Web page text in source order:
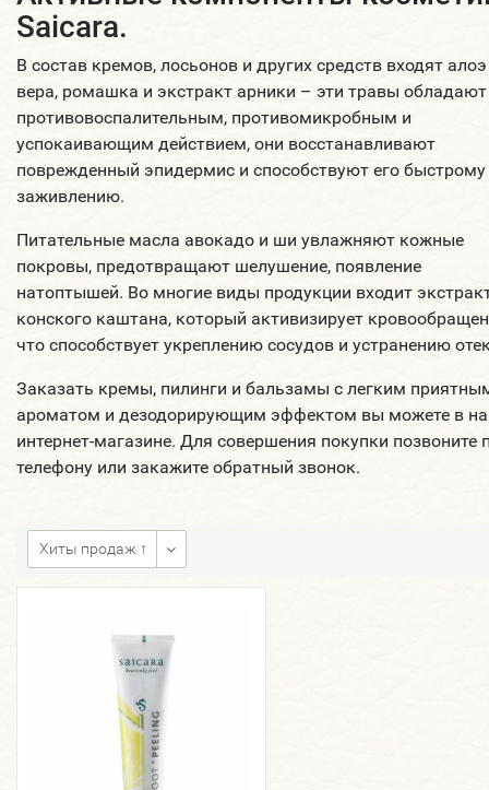
Saicara.
В состав кремов, лосьонов и других средств входят алоэ
вера, ромашка и экстракт арники – эти травы обладают
противовоспалительным, противомикробным и
успокаивающим действием, они восстанавливают
поврежденный эпидермис и способствуют его быстрому
заживлению.
Питательные масла авокадо и ши увлажняют кожные
покровы, предотвращают шелушение, появление
натоптышей. Во многие виды продукции входит
конского каштана, который активизирует
что способствует укреплению сосудов и устранению
Заказать кремы, пилинги и бальзамы с легким
ароматом и дезодорирующим эффектом вы можете в
интернет-магазине. Для совершения покупки позвоните
телефону или закажите обратный звонок.
Хиты продаж ↑